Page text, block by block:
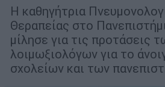
Η καθηγήτρια
Θεραπείας στο
μίλησε για τις προτάσεις
λοιμωξιολόγων για το
σχολείων και των